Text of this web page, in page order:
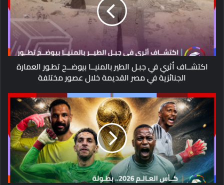
اكتشــاف أثري في جبـل الطير بالمنيــا بيوضــح تطـور العمارة
الجنائزية في مصر القديمة خلال عصور مختلفة